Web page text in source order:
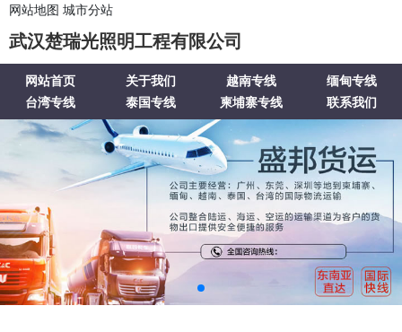
网站地图 城市分站
武汉楚瑞光照明工程有限公司
网站首页 关于我们 越南专线
缅甸专线
台湾专线
泰国专线 柬埔寨专线 联系我们